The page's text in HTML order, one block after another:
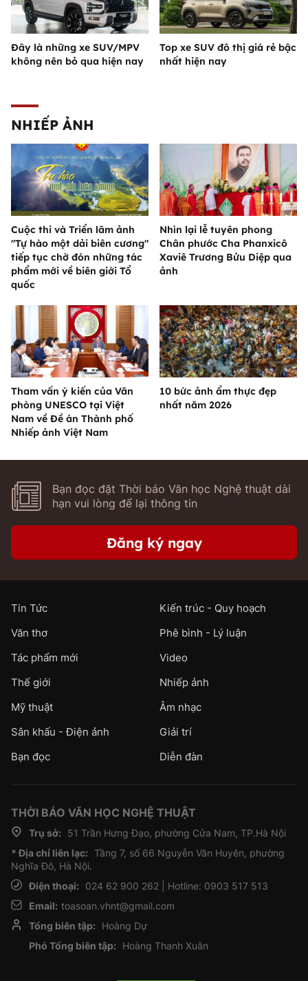
Đây là những xe SUV/MPV
không nên bỏ qua hiện nay
Top xe SUV đô thị giá rẻ bậc
nhất hiện nay
NHIẾP ẢNH
Cuộc thi và Triển lãm ảnh
"Tự hào một dải biên cương"
tiếp tục chờ đón những tác
phẩm mới về biên giới Tổ
quốc
Nhìn lại lễ tuyên phong
Chân phước Cha Phanxicô
Xaviê Trương Bửu Diệp qua
ảnh
Tham vấn ý kiến của Văn
phòng UNESCO tại Việt
Nam về Đề án Thành phố
Nhiếp ảnh Việt Nam
10 bức ảnh ẩm thực đẹp
nhất năm 2026
Bạn đọc đặt Thời báo Văn học Nghệ thuật dài
hạn vui lòng để lại thông tin
Đăng ký ngay
Tin Tức
Kiến trúc - Quy hoạch
Văn thơ
Phê bình - Lý luận
Tác phẩm mới
Video
Thế giới
Nhiếp ảnh
Mỹ thuật
Âm nhạc
Sân khấu - Điện ảnh
Giải trí
Bạn đọc
Diễn đàn
THỜI BÁO VĂN HỌC NGHỆ THUẬT
Trụ sở:
51 Trần Hưng Đạo, phường Cửa Nam, TP.Hà Nội
* Địa chỉ liên lạc: Tầng 7, số 66 Nguyễn Văn Huyên, phường
Nghĩa Đô, Hà Nội.
Điện thoại:
024 62 900 262 | Hotline: 0903 517 513
Email: toasoan.vhnt@gmail.com
Tổng biên tập:
Hoàng Dự
Phó Tổng biên tập:
Hoàng Thanh Xuân